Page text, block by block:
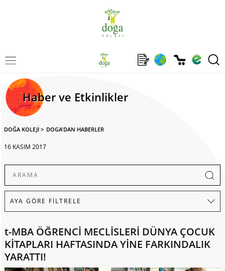
Haber ve Etkinlikler
DOĞA KOLEJİ > DOGA'DAN HABERLER
16 KASIM 2017
t-MBA ÖĞRENCİ MECLİSLERİ DÜNYA ÇOCUK
KİTAPLARI HAFTASINDA YİNE FARKINDALIK
YARATTI!